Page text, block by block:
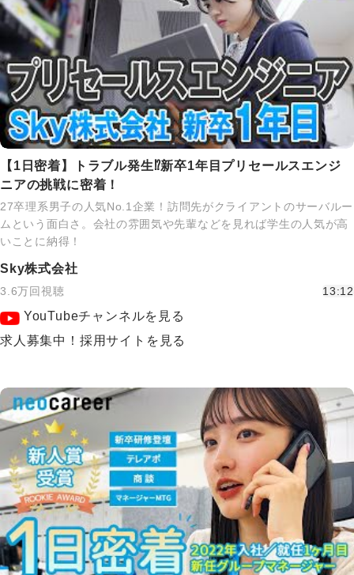
【1日密着】トラブル発生⁉新卒1年目プリセールスエンジ
ニアの挑戦に密着！
27卒理系男子の人気No.1企業！訪問先がクライアントのサーバルー
ムという面白さ。会社の雰囲気や先輩などを見れば学生の人気が高
いことに納得！
Sky株式会社
3.6万回視聴 13:12
YouTubeチャンネルを見る
求人募集中！採用サイトを見る